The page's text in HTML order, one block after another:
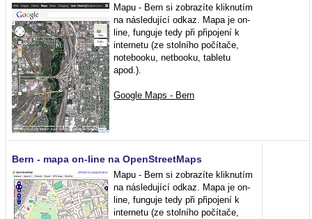
Mapu - Bern si zobrazíte kliknutím
na následující odkaz. Mapa je on-
line, funguje tedy při připojení k
internetu (ze stolního počítače,
notebooku, netbooku, tabletu
apod.).
Google Maps - Bern
Bern - mapa on-line na OpenStreetMaps
Mapu - Bern si zobrazíte kliknutím
na následující odkaz. Mapa je on-
line, funguje tedy při připojení k
internetu (ze stolního počítače,